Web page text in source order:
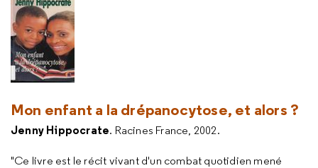
Mon enfant a la drépanocytose, et alors ?
Jenny Hippocrate. Racines France, 2002.
"Ce livre est le récit vivant d'un combat quotidien mené